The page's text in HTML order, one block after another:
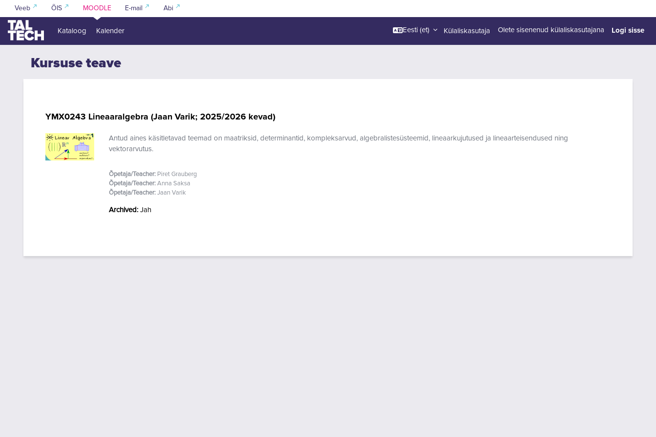
Jäta vahele peasisuni
Veeb ÕIS MOODLE E-mail Abi
Kataloog Kalender Eesti ‎(et)‎ Külaliskasutaja Olete sisenenud külaliskasutajana Logi sisse
Kursuse teave
YMX0243 Lineaaralgebra (Jaan Varik; 2025/2026 kevad)
Antud aines käsitletavad teemad on maatriksid, determinantid, kompleksarvud, algebralistesüsteemid, lineaarkujutused ja lineaarteisendused ning
vektorarvutus.
Õpetaja/Teacher: Piret Grauberg
Õpetaja/Teacher: Anna Saksa
Õpetaja/Teacher: Jaan Varik
Archived : Jah